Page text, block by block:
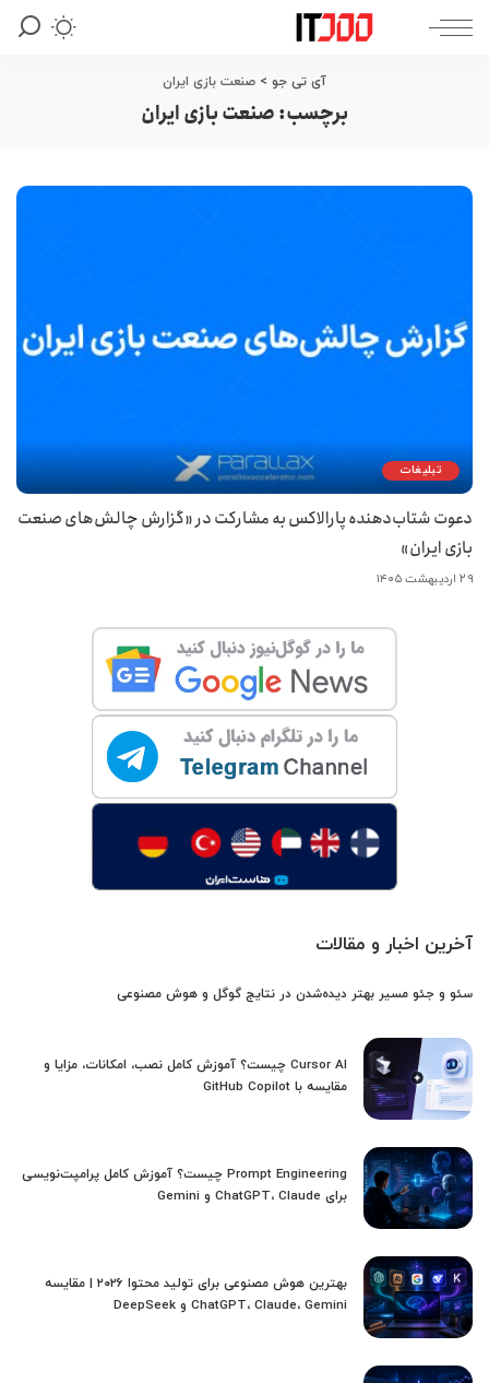
آی تی جو > صنعت بازی ایران
برچسب:صنعت بازی ایران
تبلیغات
دعوت شتاب‌دهنده پارالاکس به مشارکت در «گزارش چالش‌های صنعت
بازی ایران»
۲۹ اردیبهشت ۱۴۰۵
آخرین اخبار و مقالات
سئو و جئو مسیر بهتر دیده‌شدن در نتایج گوگل و هوش مصنوعی
Cursor AI چیست؟ آموزش کامل نصب، امکانات، مزایا و
مقایسه با GitHub Copilot
Prompt Engineering چیست؟ آموزش کامل پرامپت‌نویسی
برای ChatGPT، Claude و Gemini
بهترین هوش مصنوعی برای تولید محتوا ۲۰۲۶ | مقایسه
ChatGPT، Claude، Gemini و DeepSeek